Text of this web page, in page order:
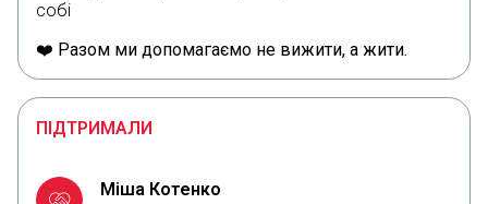
собі
❤️ Разом ми допомагаємо не вижити, а жити.
ПІДТРИМАЛИ
Міша Котенко